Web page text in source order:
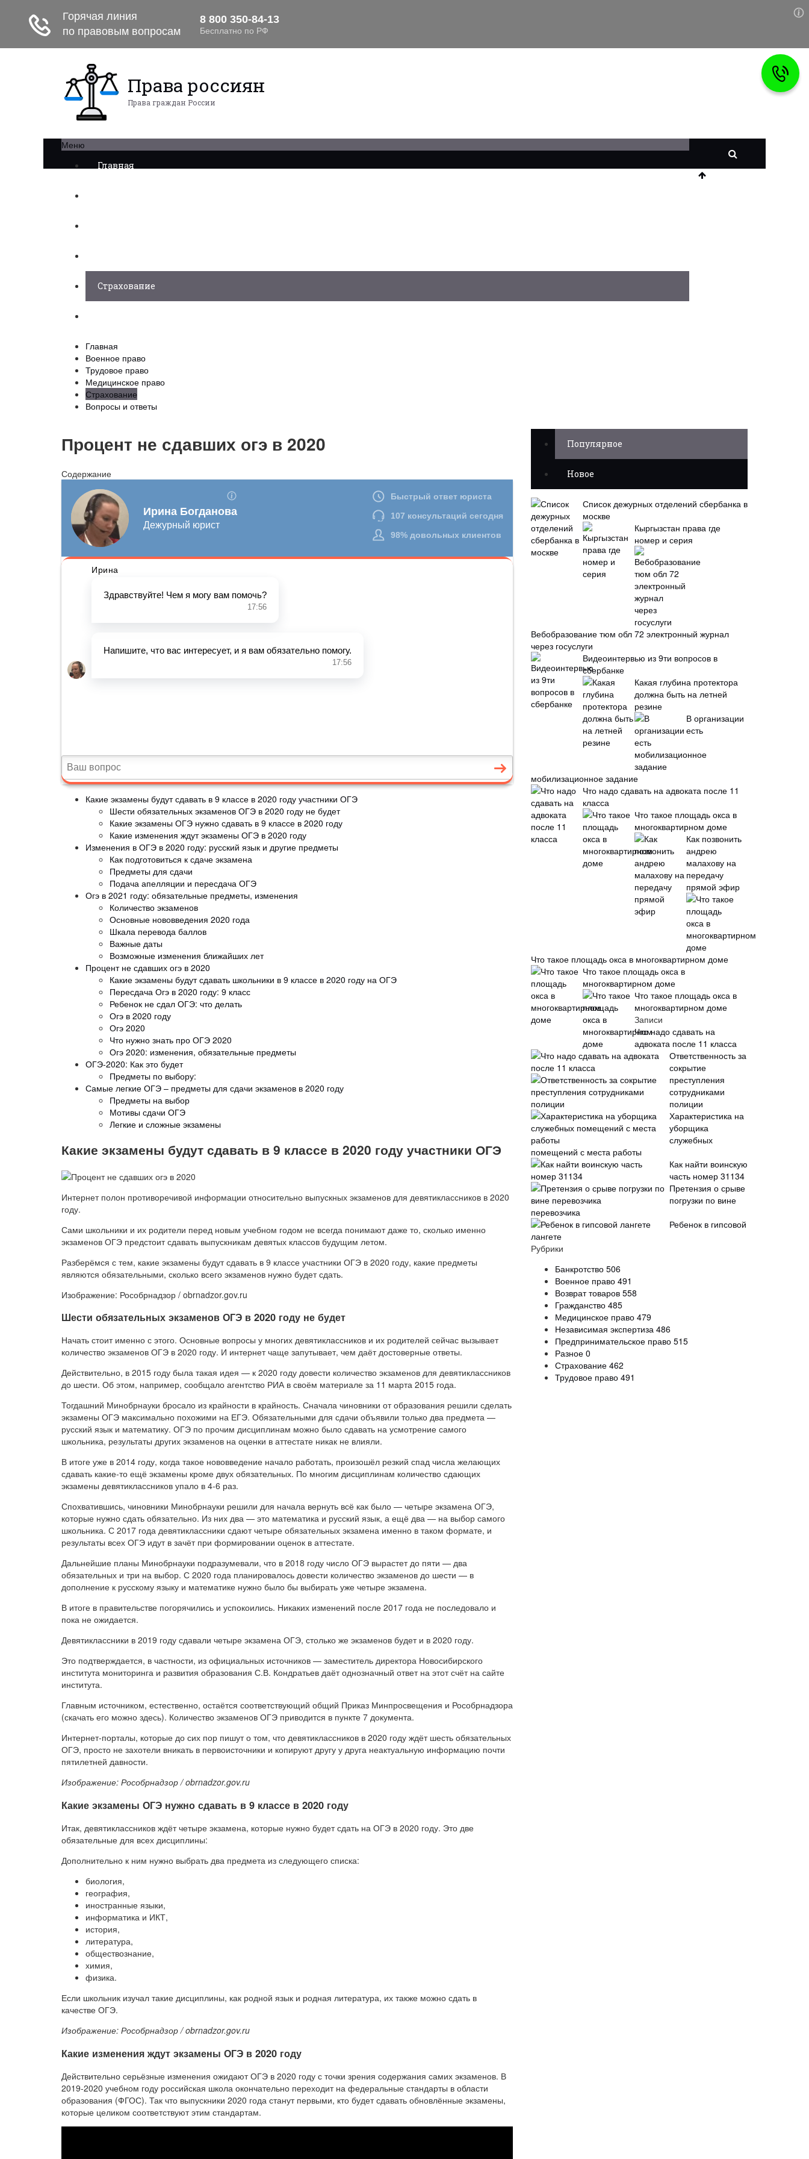
Права россиян
Права граждан России
Меню
Главная
Страхование
Главная
Военное право
Трудовое право
Медицинское право
Страхование
Вопросы и ответы
Процент не сдавших огэ в 2020
Содержание
Какие экзамены будут сдавать в 9 классе в 2020 году участники ОГЭ
Шести обязательных экзаменов ОГЭ в 2020 году не будет
Какие экзамены ОГЭ нужно сдавать в 9 классе в 2020 году
Какие изменения ждут экзамены ОГЭ в 2020 году
Изменения в ОГЭ в 2020 году: русский язык и другие предметы
Как подготовиться к сдаче экзамена
Предметы для сдачи
Подача апелляции и пересдача ОГЭ
Огэ в 2021 году: обязательные предметы, изменения
Количество экзаменов
Основные нововведения 2020 года
Шкала перевода баллов
Важные даты
Возможные изменения ближайших лет
Процент не сдавших огэ в 2020
Какие экзамены будут сдавать школьники в 9 классе в 2020 году на ОГЭ
Пересдача Огэ в 2020 году: 9 класс
Ребенок не сдал ОГЭ: что делать
Огэ в 2020 году
Огэ 2020
Что нужно знать про ОГЭ 2020
Огэ 2020: изменения, обязательные предметы
ОГЭ-2020: Как это будет
Предметы по выбору:
Самые легкие ОГЭ – предметы для сдачи экзаменов в 2020 году
Предметы на выбор
Мотивы сдачи ОГЭ
Легкие и сложные экзамены
Какие экзамены будут сдавать в 9 классе в 2020 году участники ОГЭ
Интернет полон противоречивой информации относительно выпускных экзаменов для девятиклассников в 2020
году.
Сами школьники и их родители перед новым учебном годом не всегда понимают даже то, сколько именно
экзаменов ОГЭ предстоит сдавать выпускникам девятых классов будущим летом.
Разберёмся с тем, какие экзамены будут сдавать в 9 классе участники ОГЭ в 2020 году, какие предметы
являются обязательными, сколько всего экзаменов нужно будет сдать.
Изображение: Рособрнадзор / obrnadzor.gov.ru
Шести обязательных экзаменов ОГЭ в 2020 году не будет
Начать стоит именно с этого. Основные вопросы у многих девятиклассников и их родителей сейчас вызывает
количество экзаменов ОГЭ в 2020 году. И интернет чаще запутывает, чем даёт достоверные ответы.
Действительно, в 2015 году была такая идея — к 2020 году довести количество экзаменов для девятиклассников
до шести. Об этом, например, сообщало агентство РИА в своём материале за 11 марта 2015 года.
Тогдашний Минобрнауки бросало из крайности в крайность. Сначала чиновники от образования решили сделать
экзамены ОГЭ максимально похожими на ЕГЭ. Обязательными для сдачи объявили только два предмета —
русский язык и математику. ОГЭ по прочим дисциплинам можно было сдавать на усмотрение самого
школьника, результаты других экзаменов на оценки в аттестате никак не влияли.
В итоге уже в 2014 году, когда такое нововведение начало работать, произошёл резкий спад числа желающих
сдавать какие-то ещё экзамены кроме двух обязательных. По многим дисциплинам количество сдающих
экзамены девятиклассников упало в 4-6 раз.
Спохватившись, чиновники Минобрнауки решили для начала вернуть всё как было — четыре экзамена ОГЭ,
которые нужно сдать обязательно. Из них два — это математика и русский язык, а ещё два — на выбор самого
школьника. С 2017 года девятиклассники сдают четыре обязательных экзамена именно в таком формате, и
результаты всех ОГЭ идут в зачёт при формировании оценок в аттестате.
Дальнейшие планы Минобрнауки подразумевали, что в 2018 году число ОГЭ вырастет до пяти — два
обязательных и три на выбор. С 2020 года планировалось довести количество экзаменов до шести — в
дополнение к русскому языку и математике нужно было бы выбирать уже четыре экзамена.
В итоге в правительстве погорячились и успокоились. Никаких изменений после 2017 года не последовало и
пока не ожидается.
Девятиклассники в 2019 году сдавали четыре экзамена ОГЭ, столько же экзаменов будет и в 2020 году.
Это подтверждается, в частности, из официальных источников — заместитель директора Новосибирского
института мониторинга и развития образования С.В. Кондратьев даёт однозначный ответ на этот счёт на сайте
института.
Главным источником, естественно, остаётся соответствующий общий Приказ Минпросвещения и Рособрнадзора
(скачать его можно здесь). Количество экзаменов ОГЭ приводится в пункте 7 документа.
Интернет-порталы, которые до сих пор пишут о том, что девятиклассников в 2020 году ждёт шесть обязательных
ОГЭ, просто не захотели вникать в первоисточники и копируют другу у друга неактуальную информацию почти
пятилетней давности.
Изображение: Рособрнадзор / obrnadzor.gov.ru
Какие экзамены ОГЭ нужно сдавать в 9 классе в 2020 году
Итак, девятиклассников ждёт четыре экзамена, которые нужно будет сдать на ОГЭ в 2020 году. Это две
обязательные для всех дисциплины:
Дополнительно к ним нужно выбрать два предмета из следующего списка:
биология,
география,
иностранные языки,
информатика и ИКТ,
история,
литература,
обществознание,
химия,
физика.
Если школьник изучал такие дисциплины, как родной язык и родная литература, их также можно сдать в
качестве ОГЭ.
Изображение: Рособрнадзор / obrnadzor.gov.ru
Какие изменения ждут экзамены ОГЭ в 2020 году
Действительно серьёзные изменения ожидают ОГЭ в 2020 году с точки зрения содержания самих экзаменов. В
2019-2020 учебном году российская школа окончательно переходит на федеральные стандарты в области
образования (ФГОС). Так что выпускники 2020 года станут первыми, кто будет сдавать обновлённые экзамены,
которые целиком соответствуют этим стандартам.
Популярное
Новое
Список дежурных отделений сбербанка в
москве
Кыргызстан права где
номер и серия
Вебобразование тюм обл 72 электронный журнал
через госуслуги
Видеоинтервью из 9ти вопросов в
сбербанке
Какая глубина протектора
должна быть на летней
резине
В организации
есть
мобилизационное задание
Что надо сдавать на адвоката после 11
класса
Что такое площадь окса в
многоквартирном доме
Как позвонить
андрею
малахову на
передачу
прямой эфир
Что такое площадь окса в многоквартирном доме
Что такое площадь окса в
многоквартирном доме
Что такое площадь окса в
многоквартирном доме
Записи
Что надо сдавать на
адвоката после 11 класса
Ответственность за
сокрытие
преступления
сотрудниками
полиции
Характеристика на
уборщика
служебных
помещений с места работы
Как найти воинскую
часть номер 31134
Претензия о срыве
погрузки по вине
перевозчика
Ребенок в гипсовой
лангете
Рубрики
Банкротство 506
Военное право 491
Возврат товаров 558
Гражданство 485
Медицинское право 479
Независимая экспертиза 486
Предпринимательское право 515
Разное 0
Страхование 462
Трудовое право 491